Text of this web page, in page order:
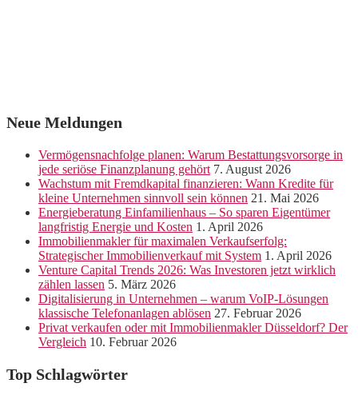
Neue Meldungen
Vermögensnachfolge planen: Warum Bestattungsvorsorge in
jede seriöse Finanzplanung gehört 7. August 2026
Wachstum mit Fremdkapital finanzieren: Wann Kredite für
kleine Unternehmen sinnvoll sein können 21. Mai 2026
Energieberatung Einfamilienhaus – So sparen Eigentümer
langfristig Energie und Kosten 1. April 2026
Immobilienmakler für maximalen Verkaufserfolg:
Strategischer Immobilienverkauf mit System 1. April 2026
Venture Capital Trends 2026: Was Investoren jetzt wirklich
zählen lassen 5. März 2026
Digitalisierung in Unternehmen – warum VoIP-Lösungen
klassische Telefonanlagen ablösen 27. Februar 2026
Privat verkaufen oder mit Immobilienmakler Düsseldorf? Der
Vergleich 10. Februar 2026
Top Schlagwörter